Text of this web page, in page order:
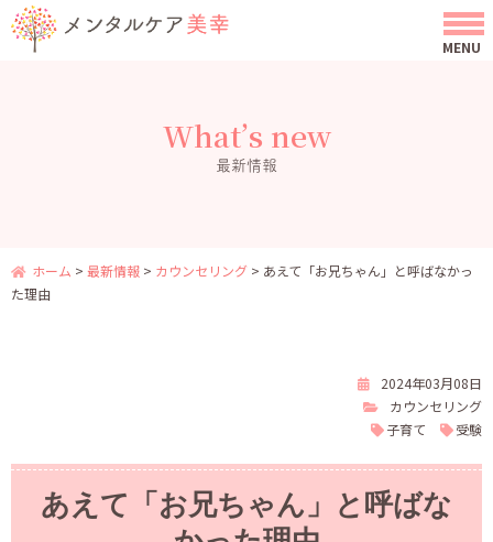
What’s new
最新情報
ホーム > 最新情報 > カウンセリング > あえて「お兄ちゃん」と呼ばなかっ
た理由
2024年03月08日
カウンセリング
子育て
受験
あえて「お兄ちゃん」と呼ばな